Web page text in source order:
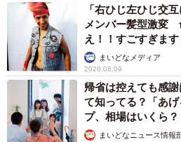
「右ひじ左ひじ交
メンバー髪型激変
え！！すごすぎま
まいどなメディア
2026.08.09
帰省は控えても感
て知ってる？「あ
プ、相場はいくら？
まいどなニュース情報